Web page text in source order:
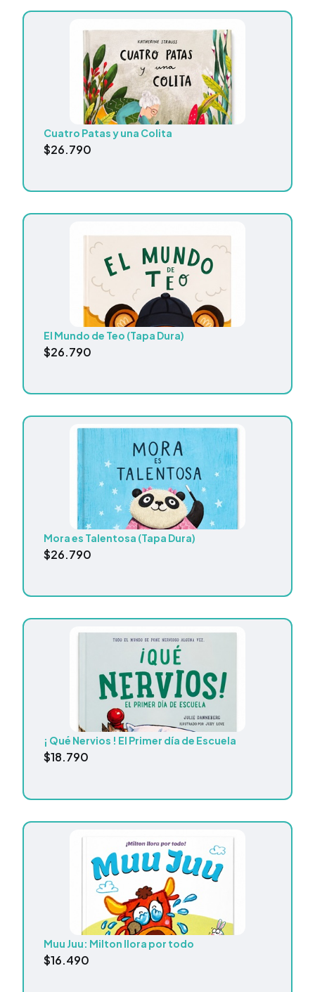
Cuatro Patas y una Colita
$26.790
El Mundo de Teo (Tapa Dura)
$26.790
Mora es Talentosa (Tapa Dura)
$26.790
¡ Qué Nervios ! El Primer día de Escuela
$18.790
Muu Juu: Milton llora por todo
$16.490